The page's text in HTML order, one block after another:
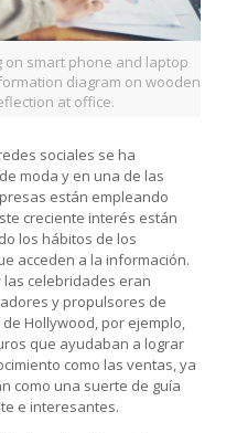
smart phone and laptop
diagram on wooden
at office.
sociales se ha
moda y en una de las
están empleando
creciente interés están
los hábitos de los
acceden a la información.
celebridades eran
y propulsores de
Hollywood, por ejemplo,
que ayudaban a lograr
como las ventas, ya
como una suerte de guía
e interesantes.